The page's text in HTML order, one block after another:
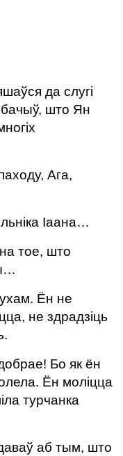
да слугі
бачыў, што Ян
Ага,
Іаана…
тое, што
Ён не
не здрадзіць
Бо як ён
Ён моліцца
турчанка
аб тым, што